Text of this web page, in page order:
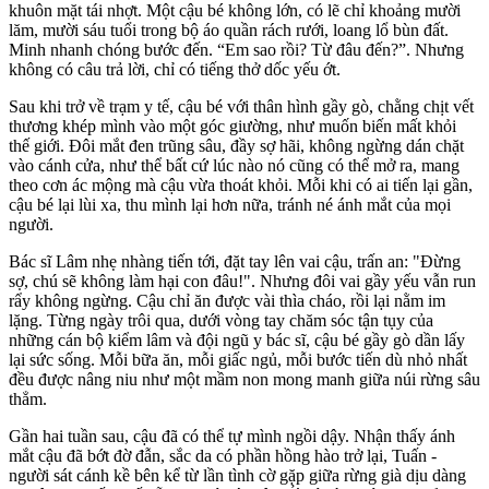
khuôn mặt tái nhợt. Một cậu bé không lớn, có lẽ chỉ khoảng mười
lăm, mười sáu tuổi trong bộ áo quần rách rưới, loang lổ bùn đất.
Minh nhanh chóng bước đến. “Em sao rồi? Từ đâu đến?”. Nhưng
không có câu trả lời, chỉ có tiếng thở dốc yếu ớt.
Sau khi trở về trạm y tế, cậu bé với thâ‌n hìn‌h gầy gò, chằng chịt vết
thương khép mình vào một góc giường, như muốn biến mất khỏi
thế giới. Đôi mắt đen trũng sâu, đầy sợ hãi, không ngừng dán chặt
vào cánh cửa, như thể bất cứ lúc nào nó cũng có thể mở ra, mang
theo cơn ác mộng mà cậu vừa thoát khỏi. Mỗi khi có ai tiến lại gần,
cậu bé lại lùi xa, thu mình lại hơn nữa, tránh né ánh mắt của mọi
người.
Bác sĩ Lâm nhẹ nhàng tiến tới, đặt tay lên vai cậu, trấn an: "Đừng
sợ, chú sẽ không làm hại con đâu!". Nhưng đôi vai gầy yếu vẫn run
rẩy không ngừng. Cậu chỉ ăn được vài thìa cháo, rồi lại nằm im
lặng. Từng ngày trôi qua, dưới vòng tay chăm sóc tận tụy của
những cán bộ kiểm lâm và đội ngũ y bác sĩ, cậu bé gầy gò dần lấy
lại sức sống. Mỗi bữa ăn, mỗi giấc ngủ, mỗi bước tiến dù nhỏ nhất
đều được nâng niu như một mầm non mong manh giữa núi rừng sâu
thẳm.
Gần hai tuần sau, cậu đã có thể tự mình ngồi dậy. Nhận thấy ánh
mắt cậu đã bớt đờ đẫn, sắc da có phần hồng hào trở lại, Tuấn -
người sát cánh kề bên kể từ lần tình cờ gặp giữa rừng già dịu dàng